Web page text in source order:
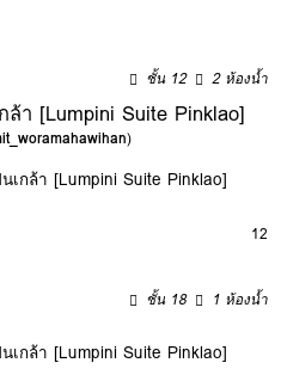
ชั้น 12 2 ห้องน้ำ
า [Lumpini Suite Pinklao]
)
กล้า [Lumpini Suite Pinklao]
12
ชั้น 18
1 ห้องน้ำ
กล้า [Lumpini Suite Pinklao]